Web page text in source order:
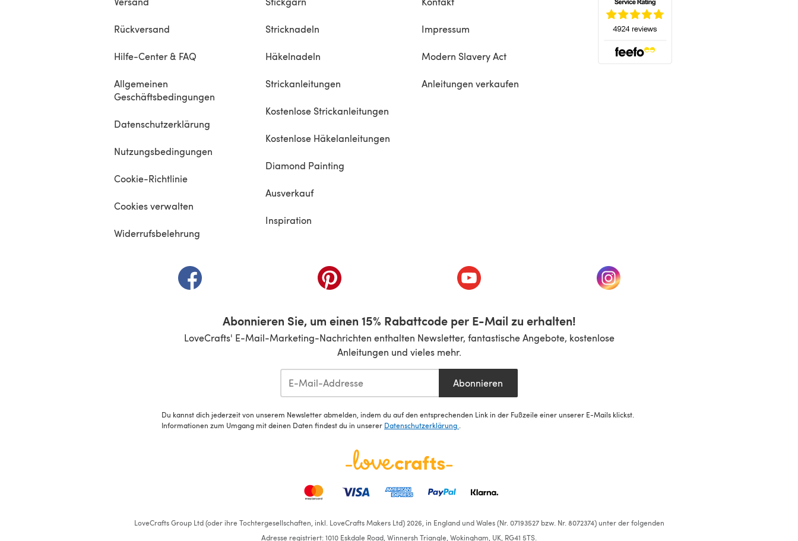
Rückversand
Hilfe-Center & FAQ
Allgemeinen
Geschäftsbedingungen
Datenschutzerklärung
Nutzungsbedingungen
Cookie-Richtlinie
Cookies verwalten
Widerrufsbelehrung
Stricknadeln
Häkelnadeln
Strickanleitungen
Kostenlose Strickanleitungen
Kostenlose Häkelanleitungen
Diamond Painting
Ausverkauf
Inspiration
Impressum
Modern Slavery Act
Anleitungen verkaufen
(öffnet sich in einem neuen Tab)(öffnet sich in einem neuen Tab)(öffnet sich in einem neuen Tab)(öffnet sich in einem neuen Tab)
Abonnieren Sie, um einen 15% Rabattcode per E-Mail zu erhalten!
LoveCrafts' E-Mail-Marketing-Nachrichten enthalten Newsletter, fantastische Angebote, kostenlose
Anleitungen und vieles mehr.
Abonnieren
Du kannst dich jederzeit von unserem Newsletter abmelden, indem du auf den entsprechenden Link in der Fußzeile einer unserer E-Mails klickst.
Informationen zum Umgang mit deinen Daten findest du in unserer Datenschutzerklärung
LoveCrafts Group Ltd (oder ihre Tochtergesellschaften, inkl. LoveCrafts Makers Ltd) 2026, in England und Wales (Nr. 07193527 bzw. Nr. 8072374) unter der folgenden
Adresse registriert: 1010 Eskdale Road, Winnersh Triangle, Wokingham, UK, RG41 5TS.